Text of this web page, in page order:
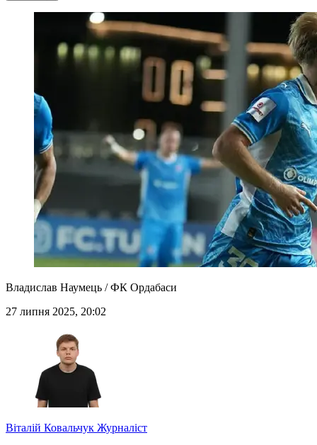
Владислав Наумець / ФК Ордабаси
27 липня 2025, 20:02
Віталій Ковальчук Журналіст